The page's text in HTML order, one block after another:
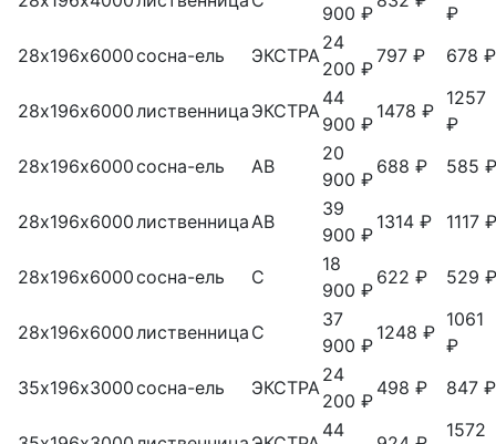
900 ₽
₽
28х196х6000сосна-ель ЭКСТРА
24
200 ₽
797 ₽ 678 ₽
28х196х6000лиственница ЭКСТРА
44
900 ₽
1478 ₽
1257
₽
28х196х6000сосна-ель АВ
20
900 ₽
688 ₽ 585 ₽
28х196х6000лиственница АВ
39
900 ₽
1314 ₽ 1117 ₽
28х196х6000сосна-ель С
18
900 ₽
622 ₽ 529 ₽
28х196х6000лиственница С
37
900 ₽
1248 ₽
1061
₽
35х196х3000сосна-ель ЭКСТРА
24
200 ₽
498 ₽ 847 ₽
44
1572